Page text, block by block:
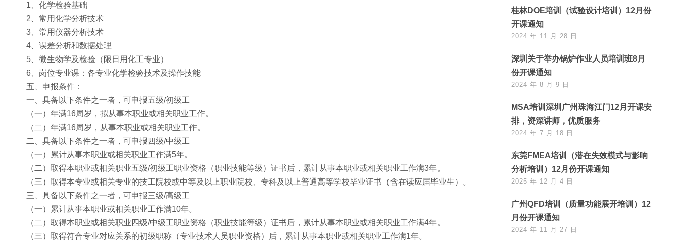
1、化学检验基础
2、常用化学分析技术
3、常用仪器分析技术
4、误差分析和数据处理
5、微生物学及检验（限日用化工专业）
6、岗位专业课：各专业化学检验技术及操作技能
五、申报条件：
一、具备以下条件之一者，可申报五级/初级工
（一）年满16周岁，拟从事本职业或相关职业工作。
（二）年满16周岁，从事本职业或相关职业工作。
二、具备以下条件之一者，可申报四级/中级工
（一）累计从事本职业或相关职业工作满5年。
（二）取得本职业或相关职业五级/初级工职业资格（职业技能等级）证书后，累计从事本职业或相关职业工作满3年。
（三）取得本专业或相关专业的技工院校或中等及以上职业院校、专科及以上普通高等学校毕业证书（含在读应届毕业生）。
三、具备以下条件之一者，可申报三级/高级工
（一）累计从事本职业或相关职业工作满10年。
（二）取得本职业或相关职业四级/中级工职业资格（职业技能等级）证书后，累计从事本职业或相关职业工作满4年。
（三）取得符合专业对应关系的初级职称（专业技术人员职业资格）后，累计从事本职业或相关职业工作满1年。
桂林DOE培训（试验设计培训）12月份
开课通知
2024 年 11 月 28 日
深圳关于举办锅炉作业人员培训班8月
份开课通知
2024 年 8 月 9 日
MSA培训深圳广州珠海江门12月开课安
排，资深讲师，优质服务
2024 年 7 月 18 日
东莞FMEA培训（潜在失效模式与影响
分析培训）12月份开课通知
2025 年 12 月 4 日
广州QFD培训（质量功能展开培训）12
月份开课通知
2024 年 11 月 27 日